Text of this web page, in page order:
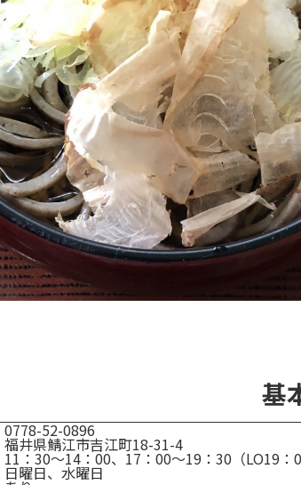
基
0778-52-0896
福井県鯖江市吉江町18-31-4
11：30～14：00、17：00～19：30（LO19：
日曜日、水曜日